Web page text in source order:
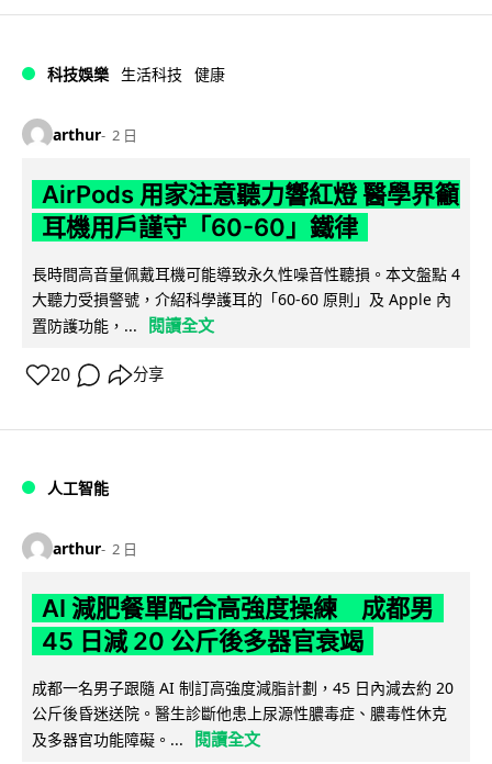
科技娛樂 生活科技 健康
arthur 2 日
AirPods 用家注意聽力響紅燈 醫學界籲
耳機用戶謹守「60-60」鐵律
長時間高音量佩戴耳機可能導致永久性噪音性聽損。本文盤點 4
大聽力受損警號，介紹科學護耳的「60-60 原則」及 Apple 內
置防護功能，...
閱讀全文
20 分享
人工智能
arthur 2 日
AI 減肥餐單配合高強度操練 成都男
45 日減 20 公斤後多器官衰竭
成都一名男子跟隨 AI 制訂高強度減脂計劃，45 日內減去約 20
公斤後昏迷送院。醫生診斷他患上尿源性膿毒症、膿毒性休克
及多器官功能障礙。...
閱讀全文